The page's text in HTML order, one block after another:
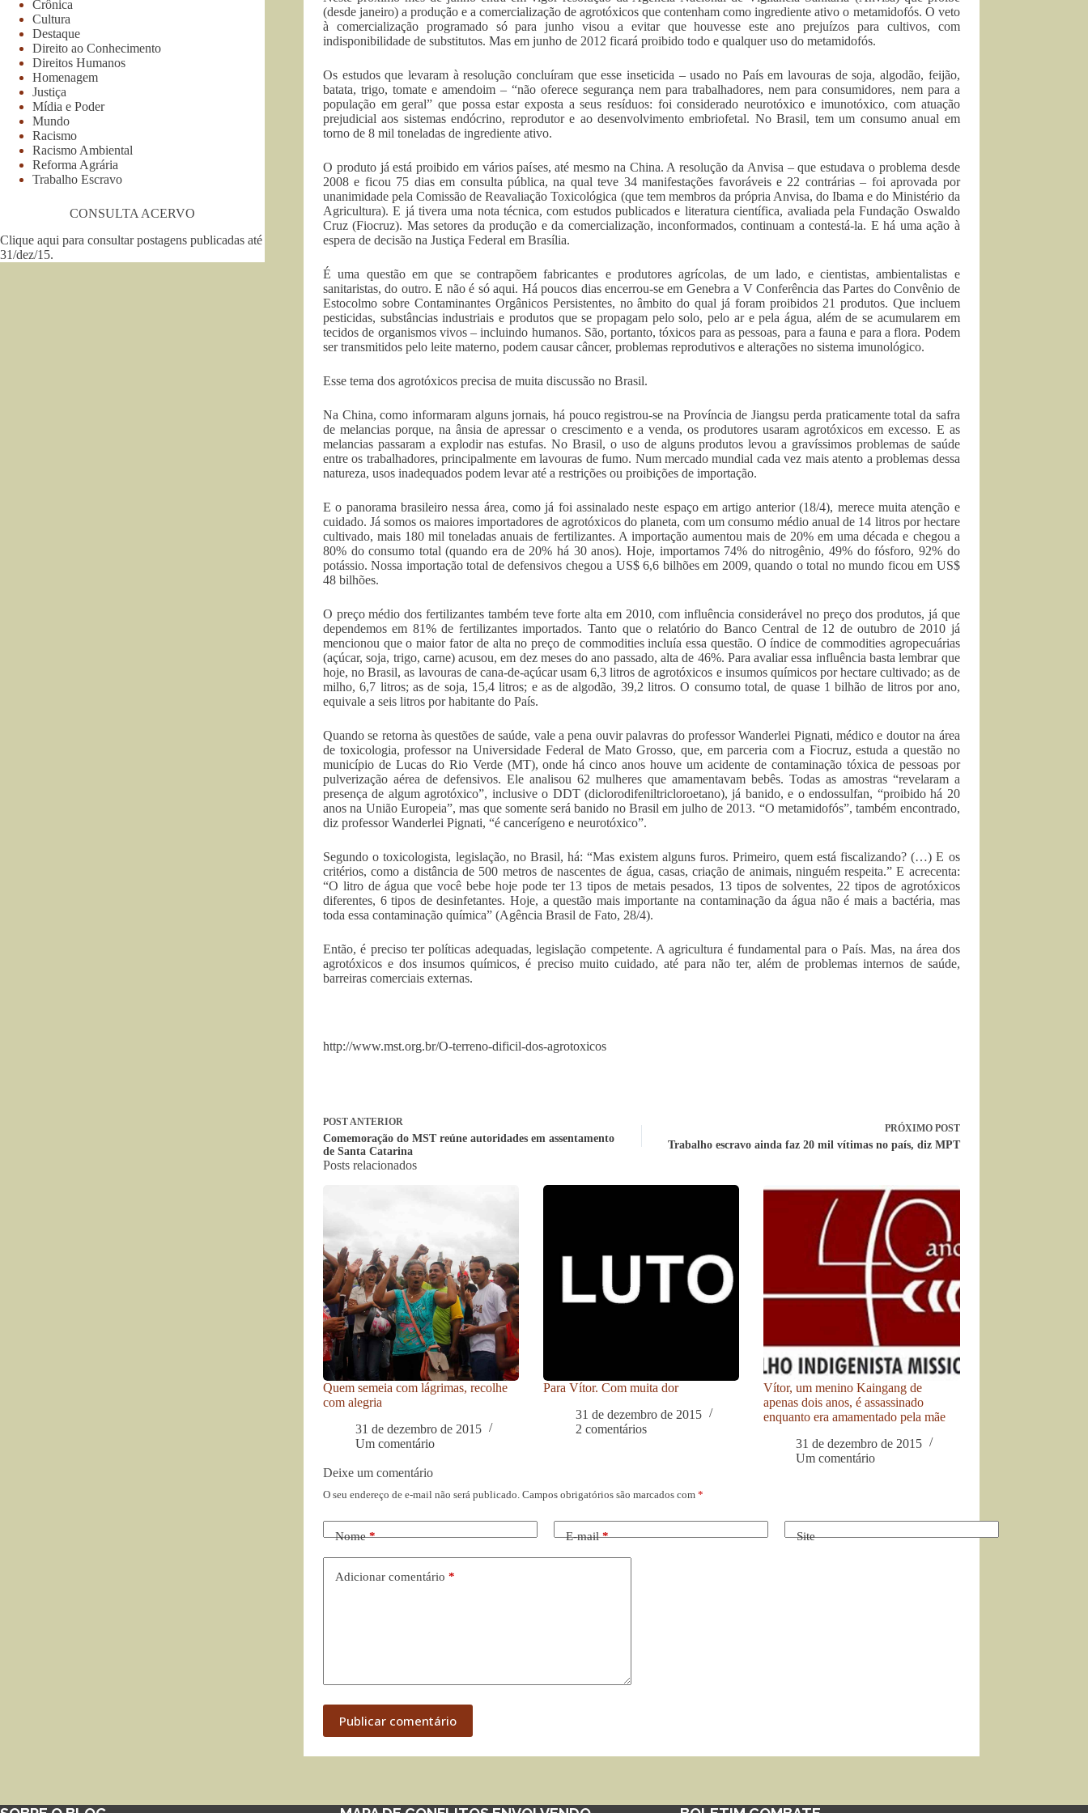
(desde janeiro) a produção e a comercialização de agrotóxicos que contenham como ingrediente ativo o metamidofós. O veto
à comercialização programado só para junho visou a evitar que houvesse este ano prejuízos para cultivos, com
indisponibilidade de substitutos. Mas em junho de 2012 ficará proibido todo e qualquer uso do metamidofós.
Os estudos que levaram à resolução concluíram que esse inseticida – usado no País em lavouras de soja, algodão, feijão,
batata, trigo, tomate e amendoim – “não oferece segurança nem para trabalhadores, nem para consumidores, nem para a
população em geral” que possa estar exposta a seus resíduos: foi considerado neurotóxico e imunotóxico, com atuação
prejudicial aos sistemas endócrino, reprodutor e ao desenvolvimento embriofetal. No Brasil, tem um consumo anual em
torno de 8 mil toneladas de ingrediente ativo.
O produto já está proibido em vários países, até mesmo na China. A resolução da Anvisa – que estudava o problema desde
2008 e ficou 75 dias em consulta pública, na qual teve 34 manifestações favoráveis e 22 contrárias – foi aprovada por
unanimidade pela Comissão de Reavaliação Toxicológica (que tem membros da própria Anvisa, do Ibama e do Ministério da
Agricultura). E já tivera uma nota técnica, com estudos publicados e literatura científica, avaliada pela Fundação Oswaldo
Cruz (Fiocruz). Mas setores da produção e da comercialização, inconformados, continuam a contestá-la. E há uma ação à
espera de decisão na Justiça Federal em Brasília.
É uma questão em que se contrapõem fabricantes e produtores agrícolas, de um lado, e cientistas, ambientalistas e
sanitaristas, do outro. E não é só aqui. Há poucos dias encerrou-se em Genebra a V Conferência das Partes do Convênio de
Estocolmo sobre Contaminantes Orgânicos Persistentes, no âmbito do qual já foram proibidos 21 produtos. Que incluem
pesticidas, substâncias industriais e produtos que se propagam pelo solo, pelo ar e pela água, além de se acumularem em
tecidos de organismos vivos – incluindo humanos. São, portanto, tóxicos para as pessoas, para a fauna e para a flora. Podem
ser transmitidos pelo leite materno, podem causar câncer, problemas reprodutivos e alterações no sistema imunológico.
Esse tema dos agrotóxicos precisa de muita discussão no Brasil.
Na China, como informaram alguns jornais, há pouco registrou-se na Província de Jiangsu perda praticamente total da safra
de melancias porque, na ânsia de apressar o crescimento e a venda, os produtores usaram agrotóxicos em excesso. E as
melancias passaram a explodir nas estufas. No Brasil, o uso de alguns produtos levou a gravíssimos problemas de saúde
entre os trabalhadores, principalmente em lavouras de fumo. Num mercado mundial cada vez mais atento a problemas dessa
natureza, usos inadequados podem levar até a restrições ou proibições de importação.
E o panorama brasileiro nessa área, como já foi assinalado neste espaço em artigo anterior (18/4), merece muita atenção e
cuidado. Já somos os maiores importadores de agrotóxicos do planeta, com um consumo médio anual de 14 litros por hectare
cultivado, mais 180 mil toneladas anuais de fertilizantes. A importação aumentou mais de 20% em uma década e chegou a
80% do consumo total (quando era de 20% há 30 anos). Hoje, importamos 74% do nitrogênio, 49% do fósforo, 92% do
potássio. Nossa importação total de defensivos chegou a US$ 6,6 bilhões em 2009, quando o total no mundo ficou em US$
48 bilhões.
O preço médio dos fertilizantes também teve forte alta em 2010, com influência considerável no preço dos produtos, já que
dependemos em 81% de fertilizantes importados. Tanto que o relatório do Banco Central de 12 de outubro de 2010 já
mencionou que o maior fator de alta no preço de commodities incluía essa questão. O índice de commodities agropecuárias
(açúcar, soja, trigo, carne) acusou, em dez meses do ano passado, alta de 46%. Para avaliar essa influência basta lembrar que
hoje, no Brasil, as lavouras de cana-de-açúcar usam 6,3 litros de agrotóxicos e insumos químicos por hectare cultivado; as de
milho, 6,7 litros; as de soja, 15,4 litros; e as de algodão, 39,2 litros. O consumo total, de quase 1 bilhão de litros por ano,
equivale a seis litros por habitante do País.
Quando se retorna às questões de saúde, vale a pena ouvir palavras do professor Wanderlei Pignati, médico e doutor na área
de toxicologia, professor na Universidade Federal de Mato Grosso, que, em parceria com a Fiocruz, estuda a questão no
município de Lucas do Rio Verde (MT), onde há cinco anos houve um acidente de contaminação tóxica de pessoas por
pulverização aérea de defensivos. Ele analisou 62 mulheres que amamentavam bebês. Todas as amostras “revelaram a
presença de algum agrotóxico”, inclusive o DDT (diclorodifeniltricloroetano), já banido, e o endossulfan, “proibido há 20
anos na União Europeia”, mas que somente será banido no Brasil em julho de 2013. “O metamidofós”, também encontrado,
diz professor Wanderlei Pignati, “é cancerígeno e neurotóxico”.
Segundo o toxicologista, legislação, no Brasil, há: “Mas existem alguns furos. Primeiro, quem está fiscalizando? (…) E os
critérios, como a distância de 500 metros de nascentes de água, casas, criação de animais, ninguém respeita.” E acrecenta:
“O litro de água que você bebe hoje pode ter 13 tipos de metais pesados, 13 tipos de solventes, 22 tipos de agrotóxicos
diferentes, 6 tipos de desinfetantes. Hoje, a questão mais importante na contaminação da água não é mais a bactéria, mas
toda essa contaminação química” (Agência Brasil de Fato, 28/4).
Então, é preciso ter políticas adequadas, legislação competente. A agricultura é fundamental para o País. Mas, na área dos
agrotóxicos e dos insumos químicos, é preciso muito cuidado, até para não ter, além de problemas internos de saúde,
barreiras comerciais externas.
http://www.mst.org.br/O-terreno-dificil-dos-agrotoxicos
POSTANTERIOR
Comemoração do MST reúne autoridades em assentamento
de Santa Catarina
PRÓXIMO POST
Trabalho escravo ainda faz 20 mil vítimas no país, diz MPT
Posts relacionados
Quem semeia com lágrimas, recolhe
com alegria
31 de dezembro de 2015
Um comentário
Para Vítor. Com muita dor
31 de dezembro de 2015
2 comentários
Vítor, um menino Kaingang de
apenas dois anos, é assassinado
enquanto era amamentado pela mãe
31 de dezembro de 2015
Um comentário
Deixe um comentário
O seu endereço de e-mail não será publicado. Campos obrigatórios são marcados com *
Nome* E-mail* Site
Adicionar comentário *
Publicar comentário
Crônica
Cultura
Destaque
Direito ao Conhecimento
Direitos Humanos
Homenagem
Justiça
Mídia e Poder
Mundo
Racismo
Racismo Ambiental
Reforma Agrária
Trabalho Escravo
CONSULTA ACERVO
Clique aqui para consultar postagens publicadas até
31/dez/15.